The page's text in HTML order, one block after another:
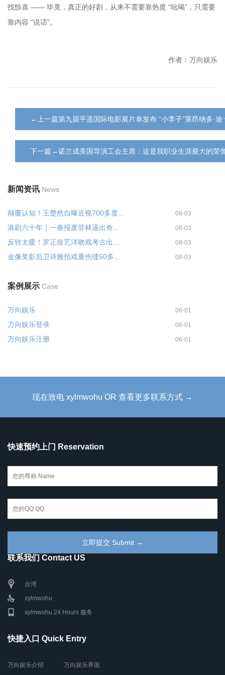
找惊喜 —— 毕竟，真正的好剧，从来不需要靠热度 “吆喝”，只需要
作者：万向娱乐
←上一篇第九届平遥国际电影展片单发布 “小李子”莱昂纳多·
下一篇→诺兰成美国导演工会主席：这是我职业生涯最大的荣
新闻资讯 News
颠覆认知！王楚然自曝近视700多度... 08-03
港剧六十年｜一卷报废菲林逼出奇... 08-03
反转太暖！罗正徐艺洋吻戏考古出... 08-03
金像奖影后卫诗雅拍戏重伤缝50多... 08-03
案例展示 Case
万向娱乐 06-01
万向娱乐登录 06-01
万向娱乐注册 06-01
现在致电 xylmwohu OR 查看更多联系方式 →
快速预约上门 Reservation
联系我们 Contact US
台湾
xylmwohu
xylmwohu 24 Hours 服务
快捷入口 Quick Entry
万向娱乐介绍 万向娱乐界面